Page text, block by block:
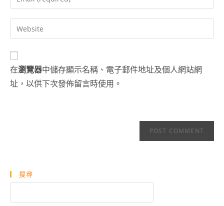
comment
your
email
address
comment
Enter
your
website
URL
(optional)
在瀏覽器中儲存顯示名稱、電子郵件地址及個人網站網
址，以供下次發佈留言時使用。
搜尋
尋